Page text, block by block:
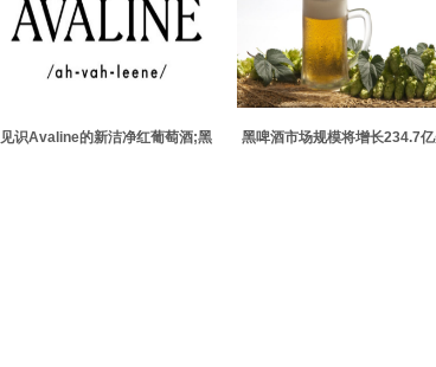
见识Avaline的新洁净红葡萄酒;黑
黑啤酒市场规模将增长234.7